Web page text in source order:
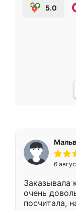
5.0
6
Заказывала
очень
посчитала,